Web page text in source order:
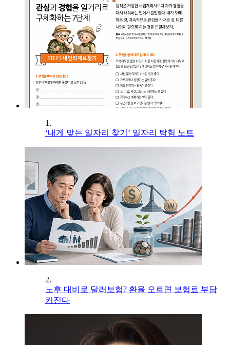
1.
‘내게 맞는 일자리 찾기’ 일자리 탐험 노트
2.
노후 대비로 달러보험? 환율 오르면 보험료 부담
커진다